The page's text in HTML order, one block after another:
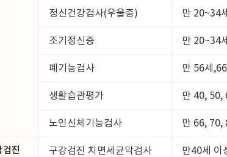
정신건강검사(우울증) 만 20~34
조기정신증 만 20~34
폐기능검사 만 56세,66
생활습관평가 만 40, 50,
노인신체기능검사 만 66, 70,
검진 구강검진 치면세균막검사 만40세 이